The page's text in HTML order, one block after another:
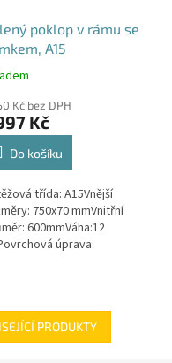
poklop v rámu se
A15
Kč bez DPH
Kč
Do košíku
třída: A15Vnější
750x70 mmVnitřní
600mmVáha:12
úprava:
PRODUKTY